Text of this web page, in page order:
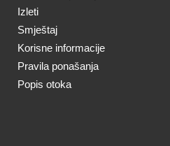
Izleti
Smještaj
Korisne informacije
Pravila ponašanja
Popis otoka